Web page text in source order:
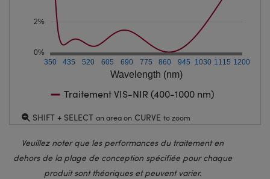
Wavelength (nm)
350 435 520 605 690 775 860 945 1030 1115 1200
0%
2%
Traitement VIS-NIR (400-1000 nm)
SHIFT + SELECT an area on CURVE to zoom
Veuillez noter que les performances du traitement en
dehors de la plage de conception spécifiée pour chaque
produit sont théoriques et peuvent varier.